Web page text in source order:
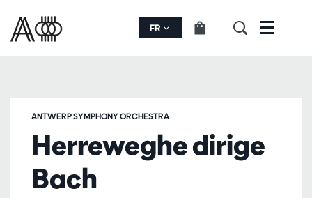
FR Menu
Herreweghe dirige
Bach
ANTWERP SYMPHONY ORCHESTRA